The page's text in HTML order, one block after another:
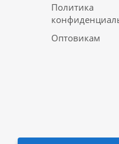
Политика
Оптовикам